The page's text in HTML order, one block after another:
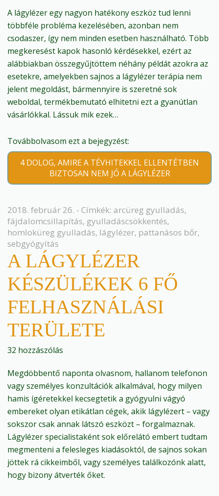
A lágylézer egy nagyon hatékony eszköz tud lenni
többféle probléma kezelésében, azonban nem
csodaszer, így nem minden esetben használható. Több
megkeresést kapok hasonló kérdésekkel, ezért az
alábbiakban összegyűjtöttem néhány példát azokra az
esetekre, amelyekben sajnos a lágylézer terápia nem
jelent megoldást, bármennyire is szeretné sok
weboldal, termékbemutató elhitetni ezt a gyanútlan
vásárlókkal. Lássuk mik ezek…
Továbbolvasom ezt a bejegyzést:
4 DOLOG, AMIRE A TÉVHITEKKEL ELLENTÉTBEN
BIZTOSAN NEM JÓ A LÁGYLÉZER
2018. február 26. - Címkék: arcüreg gyulladás,
fájdalomcsillapítás, gyulladáscsökkentés,
homloküreg gyulladás, lágylézer, pattanásos bőr,
sebgyógyítás
A LÁGYLÉZER
KÉSZÜLÉKEK 6 FŐ
FELHASZNÁLÁSI
TERÜLETE
32 hozzászólás
Megdöbbentő naponta olvasnom, hallanom telefonon
vagy személyes konzultációk alkalmával, hogy milyen
hamis ígéretekkel kecsegtetik a gyógyulni vágyó
embereket olyan etikátlan cégek, akik lágylézert – vagy
sokszor csak annak látszó eszközt – forgalmaznak.
Lágylézer specialistaként sok előrelátó embert tudtam
megmenteni a felesleges kiadásoktól, de sajnos sokan
jöttek rá cikkeimből, vagy személyes találkozónk alatt,
hogy bizony átverték őket.